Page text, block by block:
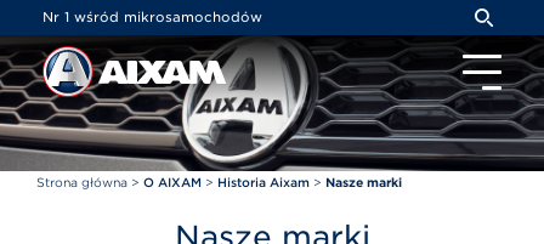
Nr 1 wśród mikrosamochodów
Strona główna > O AIXAM > Historia Aixam > Nasze marki
Nasze marki
Panel zarządzania plikami cookies